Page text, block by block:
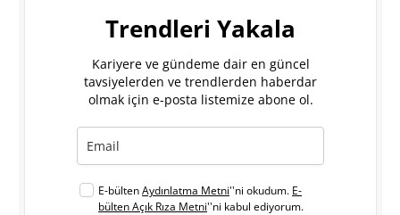
Trendleri Yakala
Kariyere ve gündeme dair en güncel
tavsiyelerden ve trendlerden haberdar
olmak için e-posta listemize abone ol.
E-bültenAydınlatma Metni''ni okudum. E-
bülten Açık Rıza Metni''ni kabul ediyorum.